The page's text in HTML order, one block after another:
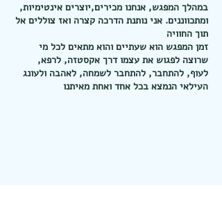
במהלך המפגש, אנחנו מכירים,יוצרים אינטימיות,
ומתכווננים. אני נותנת הדרכה קצרה ואז צוללים אל
תוך החוויה
זמן המפגש הוא שעתיים והוא מתאים לכל מי
שרוצה לפגוש את עצמו דרך אקסטזה, לרפא,
לעוף, להתחבר, להתחבר לשמחה, לאהבה ולעונג
העילאי הנמצא בכל אחד ואחת מאיתנו